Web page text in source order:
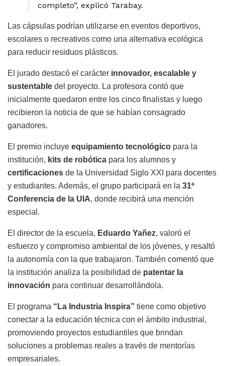
completo”, explicó Tarabay.
Las cápsulas podrían utilizarse en eventos deportivos,
escolares o recreativos como una alternativa ecológica
para reducir residuos plásticos.
El jurado destacó el carácter innovador, escalable y
sustentable del proyecto. La profesora contó que
inicialmente quedaron entre los cinco finalistas y luego
recibieron la noticia de que se habían consagrado
ganadores.
El premio incluye equipamiento tecnológico para la
institución, kits de robótica para los alumnos y
certificaciones de la Universidad Siglo XXI para docentes
y estudiantes. Además, el grupo participará en la 31ª
Conferencia de la UIA, donde recibirá una mención
especial.
El director de la escuela, Eduardo Yañez, valoró el
esfuerzo y compromiso ambiental de los jóvenes, y resaltó
la autonomía con la que trabajaron. También comentó que
la institución analiza la posibilidad de patentar la
innovación para continuar desarrollándola.
El programa “La Industria Inspira” tiene como objetivo
conectar a la educación técnica con el ámbito industrial,
promoviendo proyectos estudiantiles que brindan
soluciones a problemas reales a través de mentorías
empresariales.